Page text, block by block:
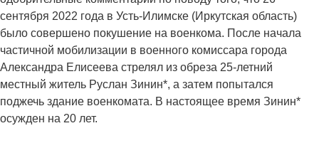
сентября 2022 года в Усть-Илимске (Иркутская область)
было совершено покушение на военкома. После начала
частичной мобилизации в военного комиссара города
Александра Елисеева стрелял из обреза 25-летний
местный житель Руслан Зинин*, а затем попытался
поджечь здание военкомата. В настоящее время Зинин*
осужден на 20 лет.